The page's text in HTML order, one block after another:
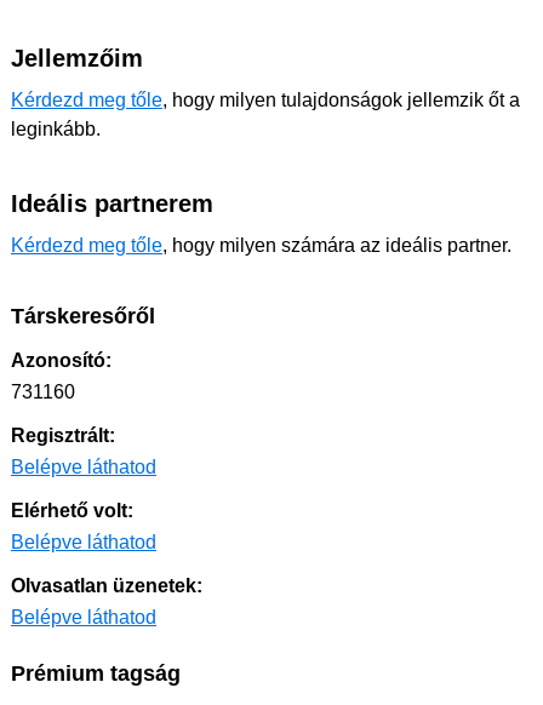
Jellemzőim
Kérdezd meg tőle, hogy milyen tulajdonságok jellemzik őt a
leginkább.
Ideális partnerem
Kérdezd meg tőle, hogy milyen számára az ideális partner.
Társkeresőről
Azonosító:
731160
Regisztrált:
Belépve láthatod
Elérhető volt:
Belépve láthatod
Olvasatlan üzenetek:
Belépve láthatod
Prémium tagság